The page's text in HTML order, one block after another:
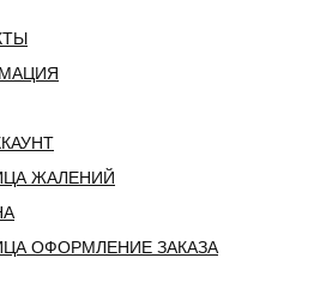
ЖАЛЕНИЙ
ОФОРМЛЕНИЕ ЗАКАЗА